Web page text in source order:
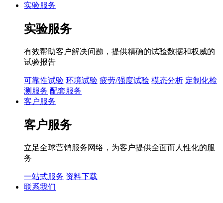
实验服务
实验服务
有效帮助客户解决问题，提供精确的试验数据和权威的
试验报告
可靠性试验 环境试验 疲劳/强度试验 模态分析 定制化检
测服务 配套服务
客户服务
客户服务
立足全球营销服务网络，为客户提供全面而人性化的服
务
一站式服务 资料下载
联系我们